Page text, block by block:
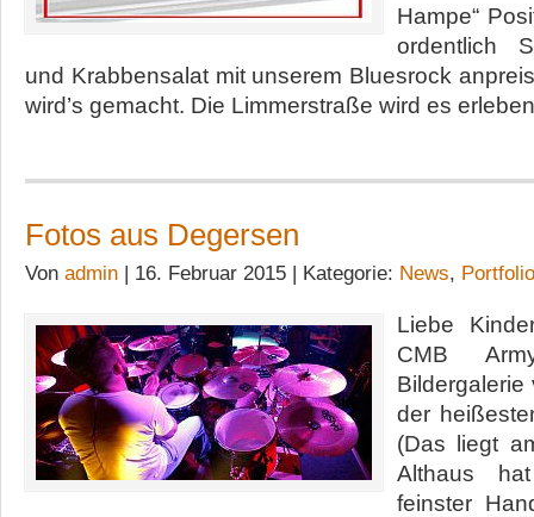
Hampe“
ordentlich
und Krabbensalat mit unserem Bluesrock
wird’s gemacht. Die Limmerstraße wird es
Fotos aus Degersen
Von admin | 16. Februar 2015 | Kategorie: News, Portfolio
Liebe
CMB
der
(Das liegt
Althaus
feinster